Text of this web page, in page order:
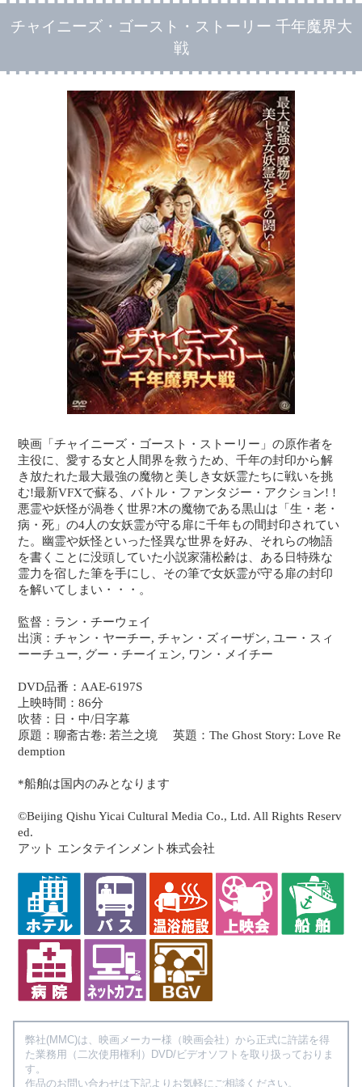
チャイニーズ・ゴースト・ストーリー 千年魔界大
戦
映画「チャイニーズ・ゴースト・ストーリー」の原作者を
主役に、愛する女と人間界を救うため、千年の封印から解
き放たれた最大最強の魔物と美しき女妖霊たちに戦いを挑
む!最新VFXで蘇る、バトル・ファンタジー・アクション! !
悪霊や妖怪が渦巻く世界?木の魔物である黒山は「生・老・
病・死」の4人の女妖霊が守る扉に千年もの間封印されてい
た。幽霊や妖怪といった怪異な世界を好み、それらの物語
を書くことに没頭していた小説家蒲松齢は、ある日特殊な
霊力を宿した筆を手にし、その筆で女妖霊が守る扉の封印
を解いてしまい・・・。
監督：ラン・チーウェイ
出演：チャン・ヤーチー, チャン・ズィーザン, ユー・スィ
ーーチュー, グー・チーイェン, ワン・メイチー
DVD品番：AAE-6197S
上映時間：86分
吹替：日・中/日字幕
原題：聊斋古卷: 若兰之境 英題：The Ghost Story: Love Re
demption
*船舶は国内のみとなります
©Beijing Qishu Yicai Cultural Media Co., Ltd. All Rights Reserv
ed.
アット エンタテインメント株式会社
弊社(MMC)は、映画メーカー様（映画会社）から正式に許諾を得
た業務用（二次使用権利）DVD/ビデオソフトを取り扱っておりま
す。
作品のお問い合わせは下記よりお気軽にご相談ください。